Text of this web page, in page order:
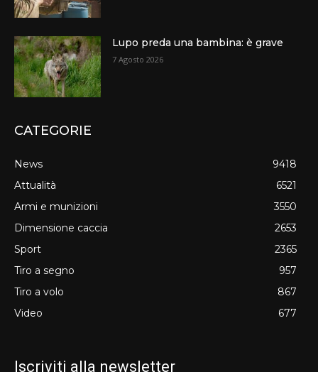
Lupo preda una bambina: è grave
7 Agosto 2026
CATEGORIE
News
9418
Attualità
6521
Armi e munizioni
3550
Dimensione caccia
2653
Sport
2365
Tiro a segno
957
Tiro a volo
867
Video
677
Iscriviti alla newsletter